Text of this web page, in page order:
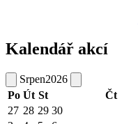
Kalendář akcí
Srpen2026
Po Út St Čt
27 28 29 30